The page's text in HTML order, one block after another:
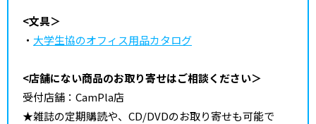
<文具＞
・ 大学生協のオフィス用品カタログ
<店舗にない商品のお取り寄せはご相談ください＞
受付店舗：CamPla店
★雑誌の定期購読や、CD/DVDのお取り寄せも可能で